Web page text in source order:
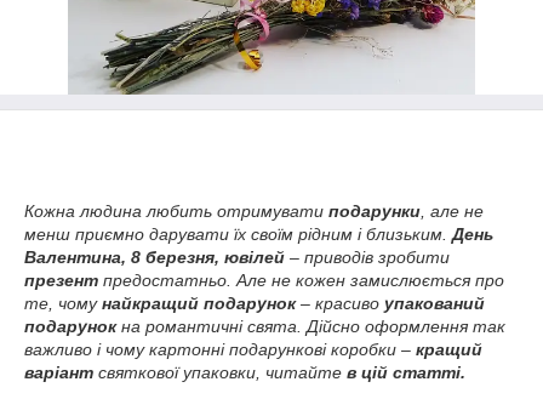
Кожна людина любить отримувати подарунки , але не
менш приємно дарувати їх своїм рідним і близьким.День
Валентина, 8 березня, ювілей – приводів зробити
презент предостатньо. Але не кожен замислюється про
те, чомунайкращий подарунок– красиво упакований
подарунокна романтичні свята. Дійсно оформлення так
важливо і чому картонні подарункові коробки – кращий
варіант святкової упаковки, читайте в цій статті.